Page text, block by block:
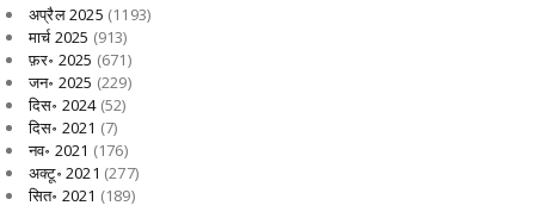
अप्रैल 2025 (1193)
मार्च 2025 (913)
फ़र॰ 2025 (671)
जन॰ 2025 (229)
दिस॰ 2024(52)
दिस॰ 2021 (7)
नव॰ 2021 (176)
अक्टू॰ 2021 (277)
सित॰ 2021 (189)